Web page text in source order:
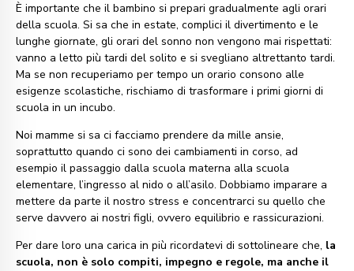
È importante che il bambino si prepari gradualmente agli orari
della scuola. Si sa che in estate, complici il divertimento e le
lunghe giornate, gli orari del sonno non vengono mai rispettati:
vanno a letto più tardi del solito e si svegliano altrettanto tardi.
Ma se non recuperiamo per tempo un orario consono alle
esigenze scolastiche, rischiamo di trasformare i primi giorni di
scuola in un incubo.
Noi mamme si sa ci facciamo prendere da mille ansie,
soprattutto quando ci sono dei cambiamenti in corso, ad
esempio il passaggio dalla scuola materna alla scuola
elementare, l’ingresso al nido o all’asilo. Dobbiamo imparare a
mettere da parte il nostro stress e concentrarci su quello che
serve davvero ai nostri figli, ovvero equilibrio e rassicurazioni.
Per dare loro una carica in più ricordatevi di sottolineare che, la
scuola, non è solo compiti, impegno e regole, ma anche il